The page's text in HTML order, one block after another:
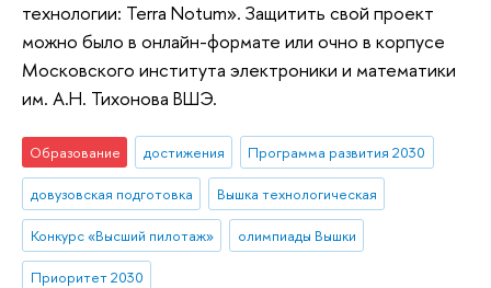
технологии: Terra Notum». Защитить свой проект
можно было в онлайн-формате или очно в корпусе
Московского института электроники и математики
им. А.Н. Тихонова ВШЭ.
Образование достижения Программа развития 2030
довузовская подготовка Вышка технологическая
Конкурс «Высший пилотаж» олимпиады Вышки
Приоритет 2030